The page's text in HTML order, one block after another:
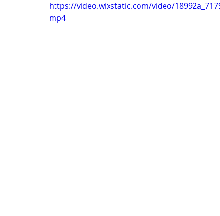
https://video.wixstatic.com/video/
mp4